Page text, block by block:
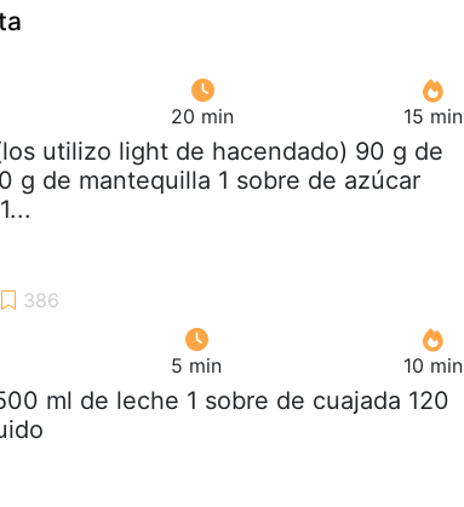
20 min 15 min
utilizo light de hacendado) 90 g de
g de mantequilla 1 sobre de azúcar
5 min 10 min
ml de leche 1 sobre de cuajada 120